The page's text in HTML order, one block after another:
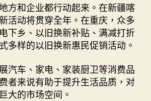
方和企业都行动起来。在新疆喀
活动将贯穿全年。在重庆，众多
下乡、以旧换新补贴、满减打折
多样的以旧换新惠民促销活动。
汽车、家电、家装厨卫等消费品
者来说有助于提升生活品质，对
大的市场空间。